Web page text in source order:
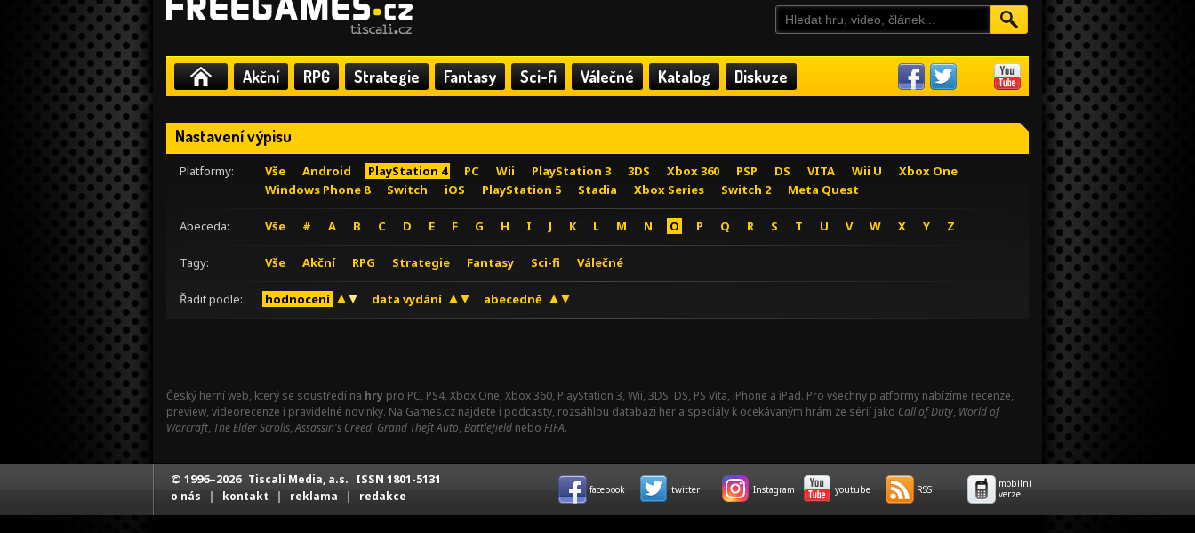
Akční RPG Strategie Fantasy Sci-fi Válečné Katalog Diskuze
Nastavení výpisu
Platformy: Vše Android PlayStation 4 PC Wii PlayStation 3 3DS Xbox 360 PSP DS VITA Wii U
Xbox One
Windows Phone 8
Switch iOS PlayStation 5 Stadia Xbox Series Switch 2 Meta Quest
Abeceda: Vše # A B C D E F G H I J K L M N O P Q R S T U V W X Y Z
Tagy: Vše Akční RPG Strategie Fantasy Sci-fi Válečné
Řadit podle: hodnocení data vydání abecedně
Český herní web, který se soustředí na hry pro PC, PS4, Xbox One, Xbox 360, PlayStation 3, Wii, 3DS, DS, PS Vita, iPhone a iPad. Pro všechny platformy nabízíme recenze,
preview, videorecenze i pravidelné novinky. Na Games.cz najdete i podcasty, rozsáhlou databázi her a speciály k očekávaným hrám ze sérií jako Call of Duty, World of
Warcraft, The Elder Scrolls,Assassin's Creed, Grand Theft Auto, Battlefield nebo FIFA.
© 1996–2026 Tiscali Media, a.s. ISSN 1801-5131
o nás | kontakt | reklama | redakce facebook twitter Instagram youtube RSS
mobilní
verze